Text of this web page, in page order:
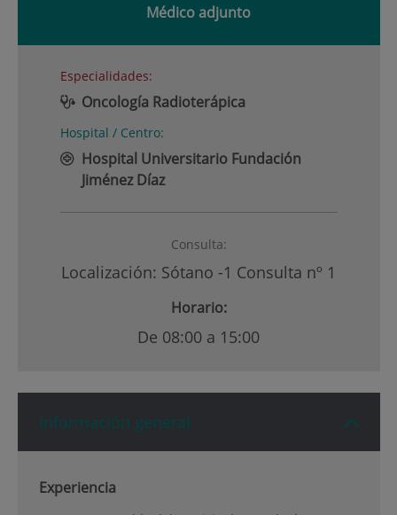
Médico adjunto
Especialidades:
Oncología Radioterápica
Hospital / Centro:
Hospital Universitario Fundación
Jiménez Díaz
Consulta:
Localización: Sótano -1 Consulta nº 1
Horario:
De 08:00 a 15:00
Información general
Experiencia